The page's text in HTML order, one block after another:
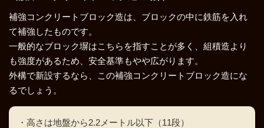
補強コンクリートブロック造は、ブロックの中に鉄筋を入れ
て補強したものです。
一般的なブロック塀はこちらを指すことが多く、組積造より
も強度があるため、安全基準もやや広がります。
外構で新設するなら、この補強コンクリートブロック造にな
るでしょう。
・高さは地盤から2.2メートル以下（11段）